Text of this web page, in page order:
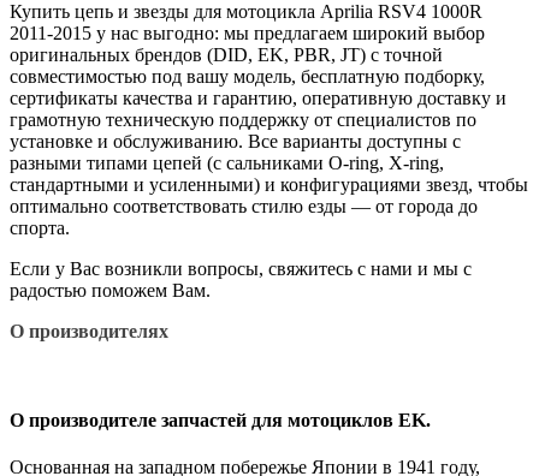
Купить цепь и звезды для мотоцикла Aprilia RSV4 1000R
2011-2015 у нас выгодно: мы предлагаем широкий выбор
оригинальных брендов (DID, EK, PBR, JT) с точной
совместимостью под вашу модель, бесплатную подборку,
сертификаты качества и гарантию, оперативную доставку и
грамотную техническую поддержку от специалистов по
установке и обслуживанию. Все варианты доступны с
разными типами цепей (с сальниками O‑ring, X‑ring,
стандартными и усиленными) и конфигурациями звезд, чтобы
оптимально соответствовать стилю езды — от города до
спорта.
Если у Вас возникли вопросы, свяжитесь с нами и мы с
радостью поможем Вам.
О производителях
О производителе запчастей для мотоциклов EK.
Основанная на западном побережье Японии в 1941 году,